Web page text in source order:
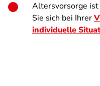
Altersvorsorge ist
Sie sich bei Ihrer
individuelle